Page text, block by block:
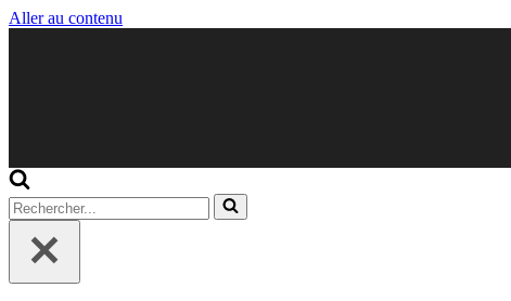
Aller au contenu
Rechercher...